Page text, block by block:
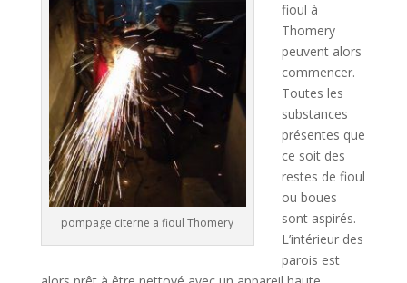
pompage citerne a fioul Thomery
fioul à
Thomery
peuvent alors
commencer.
Toutes les
substances
présentes que
ce soit des
restes de fioul
ou boues
sont aspirés.
L’intérieur des
parois est